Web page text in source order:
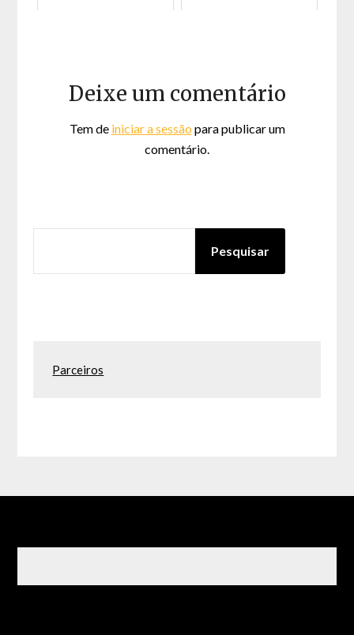
Deixe um comentário
Tem de iniciar a sessão para publicar um
comentário.
Pesquisar
Parceiros